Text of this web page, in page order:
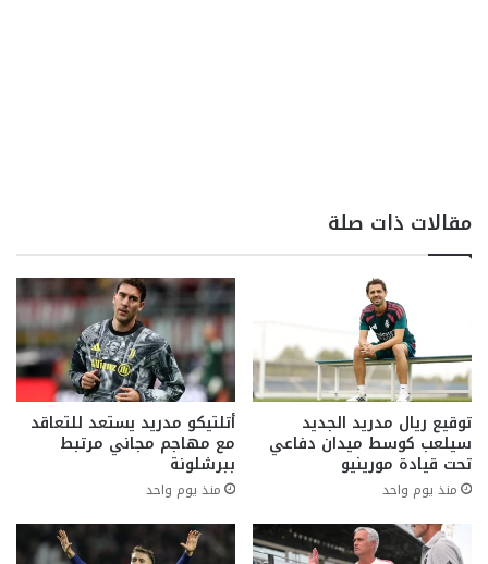
مقالات ذات صلة
توقيع ريال مدريد الجديد
سيلعب كوسط ميدان دفاعي
تحت قيادة مورينيو
منذ يوم واحد
أتلتيكو مدريد يستعد للتعاقد
مع مهاجم مجاني مرتبط
ببرشلونة
منذ يوم واحد